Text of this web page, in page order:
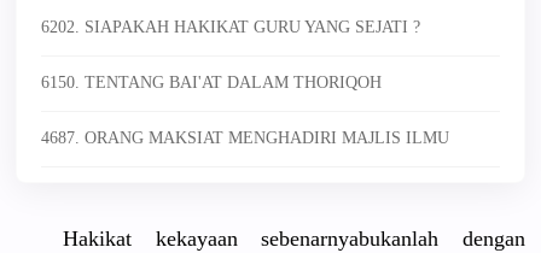
6202. SIAPAKAH HAKIKAT GURU YANG SEJATI ?
6150. TENTANG BAI'AT DALAM THORIQOH
4687. ORANG MAKSIAT MENGHADIRI MAJLIS ILMU
Hakikat kekayaan sebenarnyabukanlah dengan